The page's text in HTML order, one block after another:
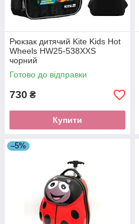
Рюкзак дитячий Kite Kids Hot
Wheels HW25-538XXS
чорний
Готово до відправки
730 ₴
Купити
–5%